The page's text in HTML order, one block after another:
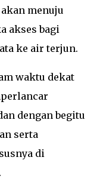
menuju
akses bagi
ke air terjun.
waktu dekat
dengan begitu
serta
di